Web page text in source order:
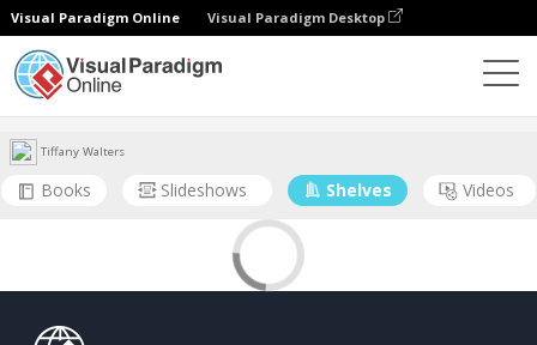
Visual Paradigm Online Visual Paradigm Desktop
Tiffany Walters
Books Slideshows Shelves Videos